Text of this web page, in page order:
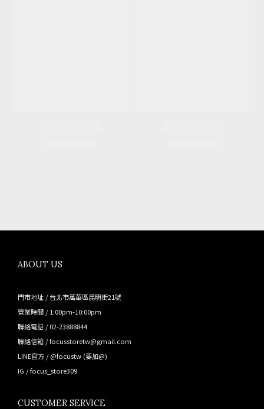
ABOUT US
門市地址 / 台北市萬華區昆明街21號
營業時間 / 1:00pm-10:00pm
聯絡電話 / 02-23888844
聯絡信箱 / focusstoretw@gmail.com
LINE官方 / @focustw (要加@)
IG /focus_store309
CUSTOMER SERVICE